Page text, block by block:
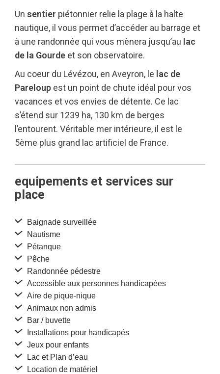
Un sentier piétonnier relie la plage à la halte
nautique, il vous permet d’accéder au barrage et
à une randonnée qui vous mènera jusqu’au lac
de la Gourde et son observatoire.
Au coeur du Lévézou, en Aveyron, le lac de
Pareloup est un point de chute idéal pour vos
vacances et vos envies de détente. Ce lac
s’étend sur 1239 ha, 130 km de berges
l’entourent. Véritable mer intérieure, il est le
5ème plus grand lac artificiel de France.
equipements et services sur
place
Baignade surveillée
Nautisme
Pétanque
Pêche
Randonnée pédestre
Accessible aux personnes handicapées
Aire de pique-nique
Animaux non admis
Bar / buvette
Installations pour handicapés
Jeux pour enfants
Lac et Plan d’eau
Location de matériel